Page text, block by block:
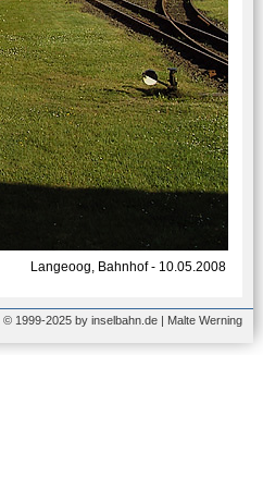
Langeoog, Bahnhof - 10.05.2008
© 1999-2025 by inselbahn.de | Malte Werning